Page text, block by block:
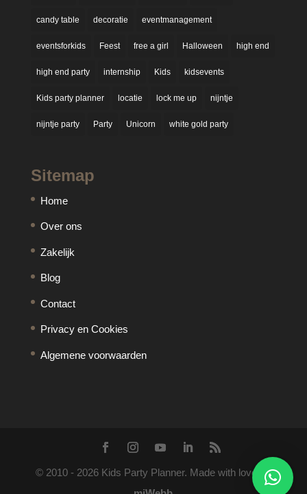
candy table decoratie eventmanagement
eventsforkids Feest free a girl Halloween high end
high end party internship Kids kidsevents
Kids party planner locatie lock me up nijntje
nijntje party Party Unicorn white gold party
Sitemap
Home
Over ons
Zakelijk
Blog
Contact
Privacy en Cookies
Algemene voorwaarden
© 2010 - 2026 Kids Party Planner. Made with love by